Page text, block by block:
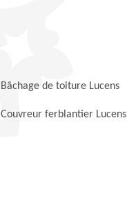
Bâchage de toiture Lucens
Couvreur ferblantier Lucens